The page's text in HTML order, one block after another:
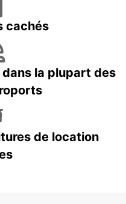
cachés
la plupart des
de location